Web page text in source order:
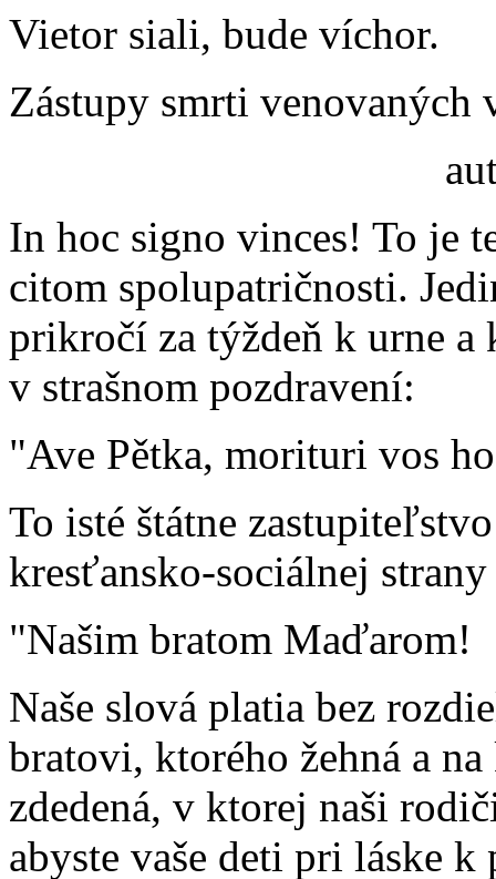
Vietor siali, bude víchor.
Zástupy smrti venovaných
In hoc signo vinces! To je
citom spolupatričnosti.
prikročí za týždeň k urne a
v strašnom pozdravení:
"Ave Pětka, morituri vos
To isté štátne
kresťansko-sociálnej
"Našim bratom Maďarom!
Naše slová platia bez
bratovi, ktorého žehná a
zdedená, v ktorej naši
abyste vaše deti pri láske